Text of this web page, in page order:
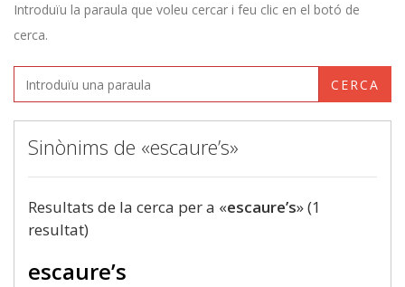
Introduïu la paraula que voleu cercar i feu clic en el botó de
cerca.
CERCA
Sinònims de «escaure’s»
Resultats de la cerca per a «escaure’s» (1
resultat)
escaure’s